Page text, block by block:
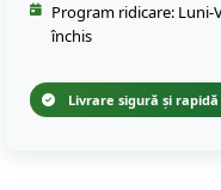
Program ridicare: Luni-
închis
Livrare sigură și